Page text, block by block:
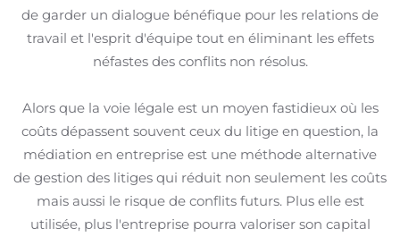
de garder un dialogue bénéfique pour les relations de
travail et l'esprit d'équipe tout en éliminant les effets
néfastes des conflits non résolus.
Alors que la voie légale est un moyen fastidieux où les
coûts dépassent souvent ceux du litige en question, la
médiation en entreprise est une méthode alternative
de gestion des litiges qui réduit non seulement les coûts
mais aussi le risque de conflits futurs. Plus elle est
utilisée, plus l'entreprise pourra valoriser son capital